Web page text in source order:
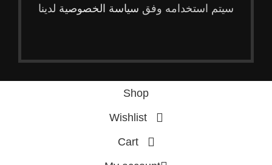
سيتم استخدامه وفق سياسة الخصوصية لدينا
Shop
Wishlist
Cart